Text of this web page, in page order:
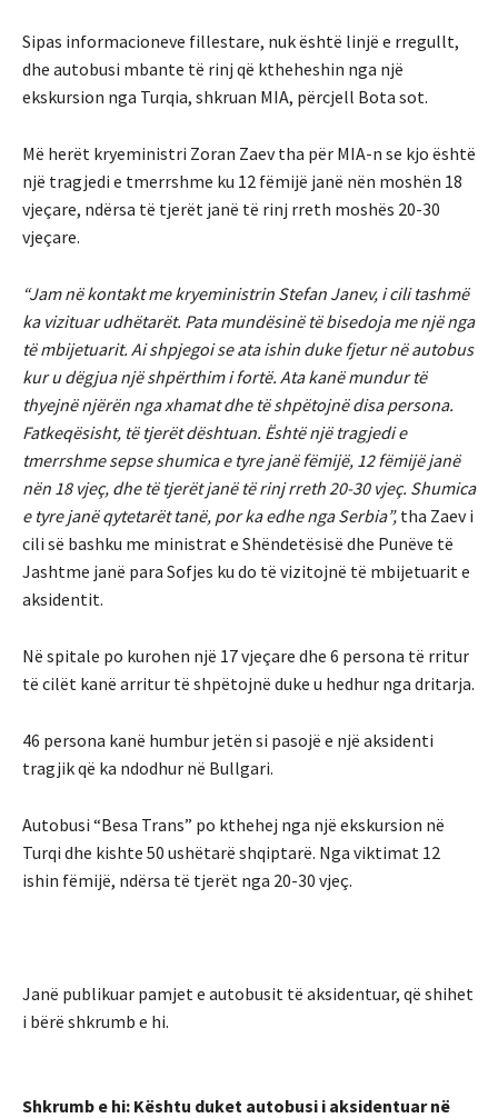
Sipas informacioneve fillestare, nuk është linjë e rregullt,
dhe autobusi mbante të rinj që ktheheshin nga një
ekskursion nga Turqia, shkruan MIA, përcjell Bota sot.
Më herët kryeministri Zoran Zaev tha për MIA-n se kjo është
një tragjedi e tmerrshme ku 12 fëmijë janë nën moshën 18
vjeçare, ndërsa të tjerët janë të rinj rreth moshës 20-30
vjeçare.
“Jam në kontakt me kryeministrin Stefan Janev, i cili tashmë
ka vizituar udhëtarët. Pata mundësinë të bisedoja me një nga
të mbijetuarit. Ai shpjegoi se ata ishin duke fjetur në autobus
kur u dëgjua një shpërthim i fortë. Ata kanë mundur të
thyejnë njërën nga xhamat dhe të shpëtojnë disa persona.
Fatkeqësisht, të tjerët dështuan. Është një tragjedi e
tmerrshme sepse shumica e tyre janë fëmijë, 12 fëmijë janë
nën 18 vjeç, dhe të tjerët janë të rinj rreth 20-30 vjeç. Shumica
e tyre janë qytetarët tanë, por ka edhe nga Serbia”, tha Zaev i
cili së bashku me ministrat e Shëndetësisë dhe Punëve të
Jashtme janë para Sofjes ku do të vizitojnë të mbijetuarit e
aksidentit.
Në spitale po kurohen një 17 vjeçare dhe 6 persona të rritur
të cilët kanë arritur të shpëtojnë duke u hedhur nga dritarja.
46 persona kanë humbur jetën si pasojë e një aksidenti
tragjik që ka ndodhur në Bullgari.
Autobusi “Besa Trans” po kthehej nga një ekskursion në
Turqi dhe kishte 50 ushëtarë shqiptarë. Nga viktimat 12
ishin fëmijë, ndërsa të tjerët nga 20-30 vjeç.
Janë publikuar pamjet e autobusit të aksidentuar, që shihet
i bërë shkrumb e hi.
Shkrumb e hi: Kështu duket autobusi i aksidentuar në